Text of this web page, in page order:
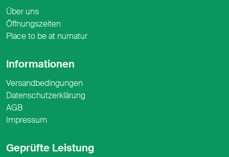
Über uns
Öffnungszeiten
Place to be at nurnatur
Informationen
Versandbedingungen
Datenschutzerklärung
AGB
Impressum
Geprüfte Leistung